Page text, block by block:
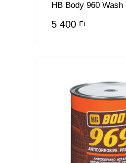
HB Body 960 Wash
5 400 Ft